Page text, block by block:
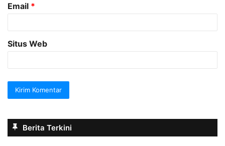
Email *
Situs Web
Berita Terkini